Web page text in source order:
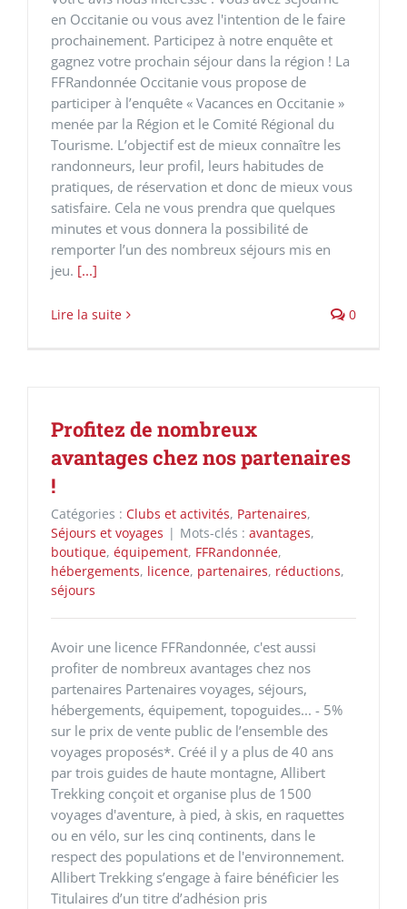
en Occitanie ou vous avez l'intention de le faire
prochainement. Participez à notre enquête et
gagnez votre prochain séjour dans la région ! La
FFRandonnée Occitanie vous propose de
participer à l’enquête « Vacances en Occitanie »
menée par la Région et le Comité Régional du
Tourisme. L’objectif est de mieux connaître les
randonneurs, leur profil, leurs habitudes de
pratiques, de réservation et donc de mieux vous
satisfaire. Cela ne vous prendra que quelques
minutes et vous donnera la possibilité de
remporter l’un des nombreux séjours mis en
jeu. [...]
Lire la suite 0
Profitez de nombreux
avantages chez nos partenaires
!
Catégories : Clubs et activités, Partenaires,
Séjours et voyages | Mots-clés : avantages,
boutique, équipement, FFRandonnée,
hébergements, licence, partenaires, réductions,
séjours
Avoir une licence FFRandonnée, c'est aussi
profiter de nombreux avantages chez nos
partenaires Partenaires voyages, séjours,
hébergements, équipement, topoguides... - 5%
sur le prix de vente public de l’ensemble des
voyages proposés*. Créé il y a plus de 40 ans
par trois guides de haute montagne, Allibert
Trekking conçoit et organise plus de 1500
voyages d'aventure, à pied, à skis, en raquettes
ou en vélo, sur les cinq continents, dans le
respect des populations et de l'environnement.
Allibert Trekking s’engage à faire bénéficier les
Titulaires d’un titre d’adhésion pris